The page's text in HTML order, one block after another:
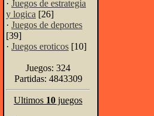
· Juegos de estrategia
y logica [26]
· Juegos de deportes
[39]
· Juegos eroticos [10]
Juegos: 324
Partidas: 4843309
Ultimos 10 juegos